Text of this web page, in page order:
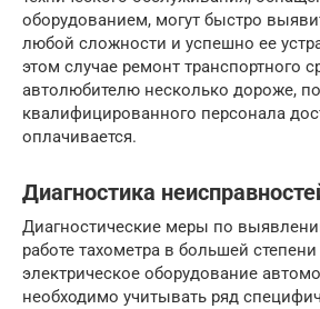
оборудованием, могут быстро
любой сложности и успешно ее
этом случае ремонт транспортного
автолюбителю несколько дороже,
квалифицированного персонала
оплачивается.
Диагностика
Диагностические меры по
работе тахометра в большей
электрическое оборудование
необходимо учитывать ряд